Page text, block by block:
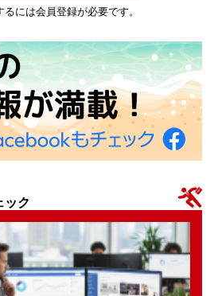
には会員登録が必要です。
ック